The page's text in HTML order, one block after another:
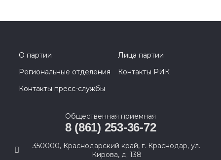
О партии
Лица партии
Региональные отделения
Контакты РИК
Контакты пресс-службы
Общественная приемная
8 (861) 253-36-72
350000, Краснодарский край, г. Краснодар, ул.
Кирова, д. 138